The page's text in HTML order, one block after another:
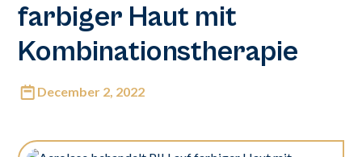
farbiger Haut mit
Kombinationstherapie
December 2, 2022